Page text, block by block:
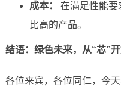
成本：
在满足性能要
比高的产品。
结语：绿色未来，从“芯”
各位来宾，各位同仁，今